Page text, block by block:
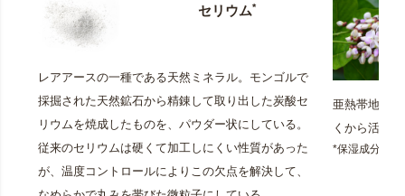
セリウム*
レアアースの一種である天然ミネラル。モンゴルで
採掘された天然鉱石から精錬して取り出した炭酸セ
リウムを焼成したものを、パウダー状にしている。
従来のセリウムは硬くて加工しにくい性質があった
が、温度コントロールによりこの欠点を解決して、
亜熱帯地域
くから活用
*保湿成分